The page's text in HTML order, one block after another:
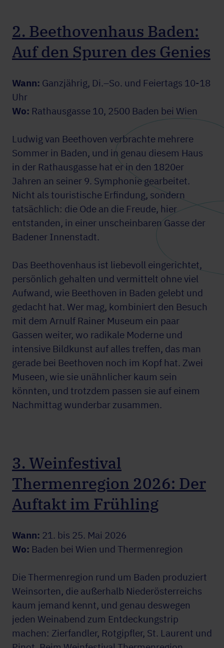
2. Beethovenhaus Baden:
Auf den Spuren des Genies
Wann: Ganzjährig, Di.–So. und Feiertags 10-18
Uhr
Wo: Rathausgasse 10, 2500 Baden bei Wien
Ludwig van Beethoven verbrachte mehrere
Sommer in Baden, und in genau diesem Haus
in der Rathausgasse hat er in den 1820er
Jahren an seiner 9. Symphonie gearbeitet.
Nicht als touristische Erfindung, sondern
tatsächlich: die Ode an die Freude, hier
entstanden, in einer unscheinbaren Gasse der
Badener Innenstadt.
Das Beethovenhaus ist liebevoll eingerichtet,
persönlich gehalten und vermittelt ohne viel
Aufwand, wie Beethoven in Baden gelebt und
gedacht hat. Wer mag, kombiniert den Besuch
mit dem Arnulf Rainer Museum ein paar
Gassen weiter, wo radikale Moderne und
intensive Bildkunst auf alles treffen, das man
gerade bei Beethoven noch im Kopf hat. Zwei
Museen, wie sie unähnlicher kaum sein
könnten, und trotzdem passen sie auf einem
Nachmittag wunderbar zusammen.
3. Weinfestival
Thermenregion 2026: Der
Auftakt im Frühling
Wann: 21. bis 25. Mai 2026
Wo: Baden bei Wien und Thermenregion
Die Thermenregion rund um Baden produziert
Weinsorten, die außerhalb Niederösterreichs
kaum jemand kennt, und genau deswegen
jeden Weinabend zum Entdeckungstrip
machen: Zierfandler, Rotgipfler, St. Laurent und